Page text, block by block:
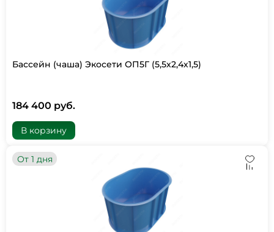
Бассейн (чаша) Экосети ОП5Г (5,5х2,4х1,5)
184 400 руб.
В корзину
От 1 дня